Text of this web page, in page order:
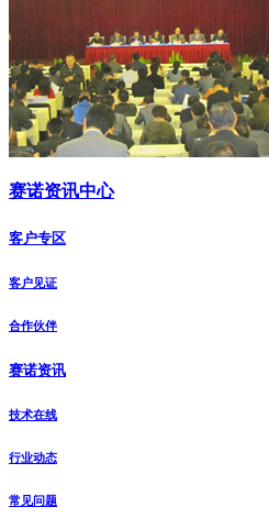
赛诺资讯中心
客户专区
客户见证
合作伙伴
赛诺资讯
技术在线
行业动态
常见问题